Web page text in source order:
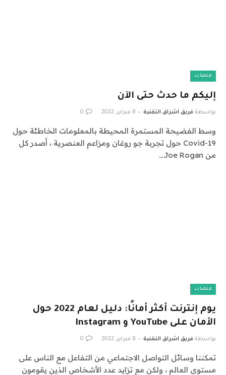
منصات
إليكم ما حدث حتى الآن
بواسطة فريق اشراق التقنية 8 فبراير، 2022 0
وسط الفضيحة المستمرة المحيطة بالمعلومات الخاطئة حول
Covid-19 حول تجربة جو روغان ومزاعم العنصرية ، أصدر كل
من Joe Rogan…
منصات
يوم إنترنت أكثر أمانًا: دليل لعام 2022 حول
الأمان على YouTube و Instagram
بواسطة فريق اشراق التقنية 8 فبراير، 2022 0
تمكننا وسائل التواصل الاجتماعي من التفاعل مع الناس على
مستوى العالم ، ولكن مع تزايد عدد الأشخاص الذين يقومون